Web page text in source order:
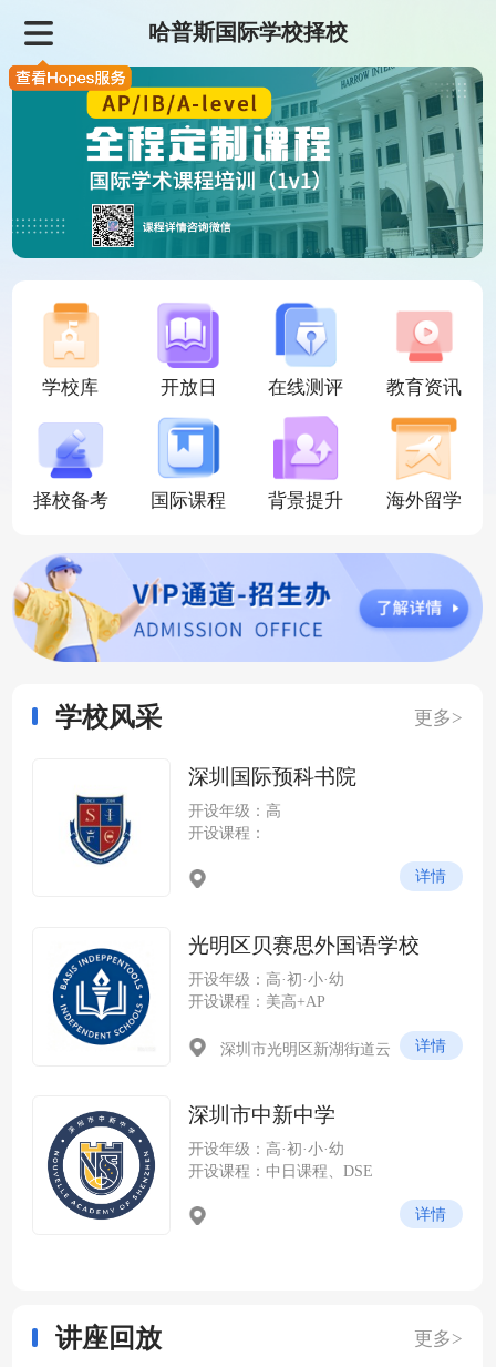
哈普斯国际学校择校
学校库 开放日 在线测评 教育资讯
择校备考 国际课程 背景提升 海外留学
学校风采 更多>
深圳国际预科书院
开设年级：高
开设课程：
详情
光明区贝赛思外国语学校
开设年级：高·初·小·幼
开设课程：美高+AP
深圳校区）
详情
深圳市中新中学
开设年级：高·初·小·幼
开设课程：中日课程、DSE
详情
讲座回放 更多>